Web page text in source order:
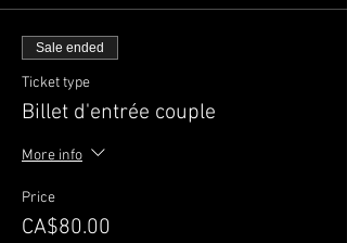
Sale ended
Ticket type
Billet d'entrée couple
More info
Price
CA$80.00